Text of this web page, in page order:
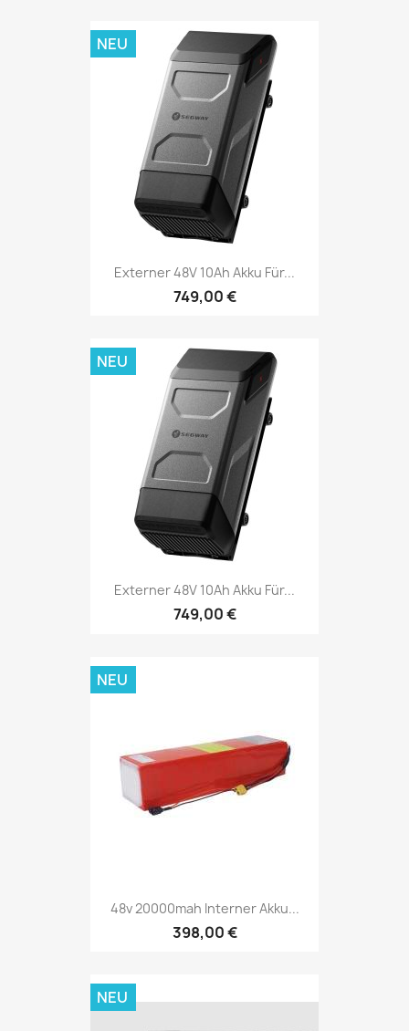
Externer 48V 10Ah Akku Für...
749,00 €
NEU
Externer 48V 10Ah Akku Für...
749,00 €
NEU
48v 20000mah Interner Akku...
398,00 €
NEU
NEU